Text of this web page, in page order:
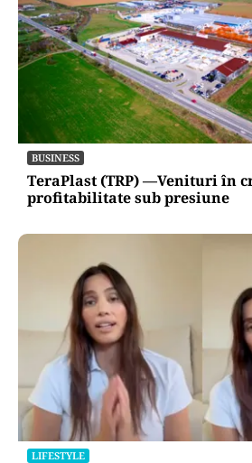
BUSINESS
TeraPlast (TRP) —Venituri în
profitabilitate sub presiune
LIFESTYLE